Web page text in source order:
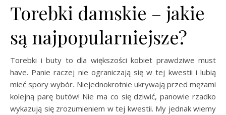
Torebki damskie – jakie
są najpopularniejsze?
Torebki i buty to dla większości kobiet prawdziwe must
have. Panie raczej nie ograniczają się w tej kwestii i lubią
mieć spory wybór. Niejednokrotnie ukrywają przed mężami
kolejną parę butów! Nie ma co się dziwić, panowie rzadko
wykazują się zrozumieniem w tej kwestii. My jednak wiemy